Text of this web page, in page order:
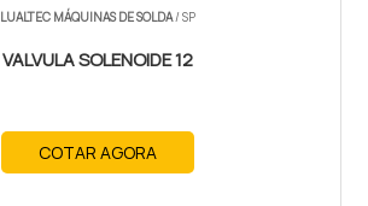
LUALTEC MÁQUINAS DE SOLDA/ SP
VALVULA SOLENOIDE 12
COTAR AGORA